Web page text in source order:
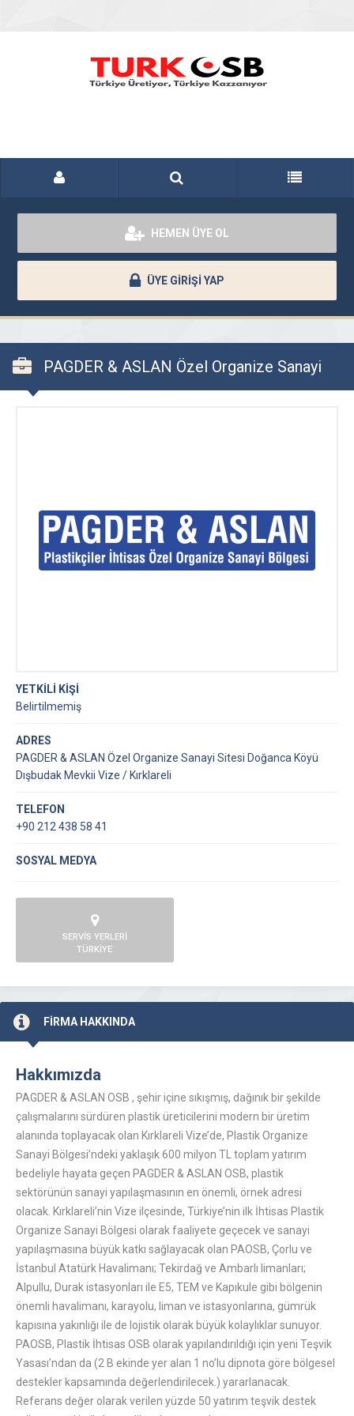
HEMEN ÜYE OL
ÜYE GİRİŞİ YAP
PAGDER & ASLAN Özel Organize Sanayi
YETKİLİ KİŞİ
Belirtilmemiş
ADRES
PAGDER & ASLAN Özel Organize Sanayi Sitesi Doğanca Köyü
Dışbudak Mevkii Vize / Kırklareli
TELEFON
+90 212 438 58 41
SOSYAL MEDYA
SERVİS YERLERİ
TÜRKİYE
FİRMA HAKKINDA
Hakkımızda
PAGDER & ASLAN OSB , şehir içine sıkışmış, dağınık bir şekilde
çalışmalarını sürdüren plastik üreticilerini modern bir üretim
alanında toplayacak olan Kırklareli Vize’de, Plastik Organize
Sanayi Bölgesi’ndeki yaklaşık 600 milyon TL toplam yatırım
bedeliyle hayata geçen PAGDER & ASLAN OSB, plastik
sektörünün sanayi yapılaşmasının en önemli, örnek adresi
olacak. Kırklareli’nin Vize ilçesinde, Türkiye’nin ilk İhtisas Plastik
Organize Sanayi Bölgesi olarak faaliyete geçecek ve sanayi
yapılaşmasına büyük katkı sağlayacak olan PAOSB, Çorlu ve
İstanbul Atatürk Havalimanı; Tekirdağ ve Ambarlı limanları;
Alpullu, Durak istasyonları ile E5, TEM ve Kapıkule gibi bölgenin
önemli havalimanı, karayolu, liman ve istasyonlarına, gümrük
kapısına yakınlığı ile de lojistik olarak büyük kolaylıklar sunuyor.
PAOSB, Plastik İhtisas OSB olarak yapılandırıldığı için yeni Teşvik
Yasası’ndan da (2 B ekinde yer alan 1 no’lu dipnota göre bölgesel
destekler kapsamında değerlendirilecek.) yararlanacak.
Referans değer olarak verilen yüzde 50 yatırım teşvik destek